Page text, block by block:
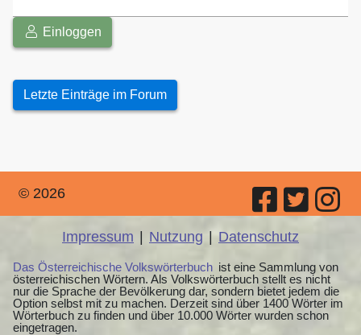
Einloggen
Letzte Einträge im Forum
© 2026
Impressum | Nutzung | Datenschutz
Das Österreichische Volkswörterbuch ist eine Sammlung von
österreichischen Wörtern. Als Volkswörterbuch stellt es nicht
nur die Sprache der Bevölkerung dar, sondern bietet jedem die
Option selbst mit zu machen. Derzeit sind über 1400 Wörter im
Wörterbuch zu finden und über 10.000 Wörter wurden schon
eingetragen.